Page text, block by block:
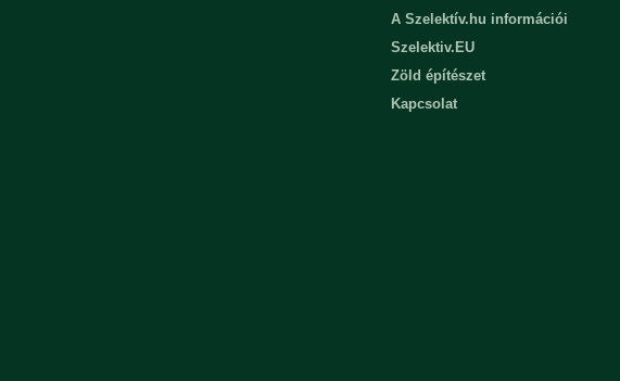
A Szelektív.hu információi
Szelektiv.EU
Zöld építészet
Kapcsolat